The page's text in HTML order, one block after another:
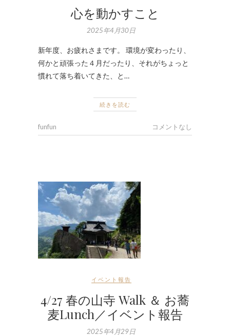
心を動かすこと
2025年4月30日
新年度、お疲れさまです。 環境が変わったり、
何かと頑張った４月だったり、それがちょっと
慣れて落ち着いてきた、と…
続きを読む
funfun コメントなし
イベント報告
4/27 春の山寺 Walk ＆ お蕎
麦Lunch／イベント報告
2025年4月29日